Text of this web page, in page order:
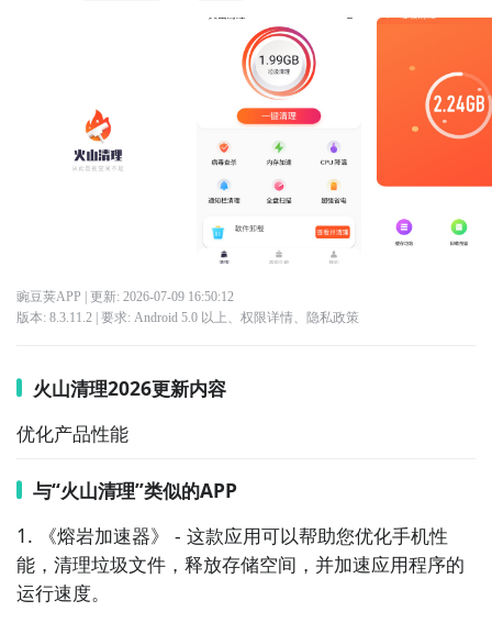
豌豆荚APP | 更新: 2026-07-09 16:50:12
版本: 8.3.11.2| 要求: Android 5.0 以上、 权限详情、 隐私政策
火山清理2026更新内容
优化产品性能
与“火山清理”类似的APP
1. 《熔岩加速器》 - 这款应用可以帮助您优化手机性
能，清理垃圾文件，释放存储空间，并加速应用程序的
运行速度。